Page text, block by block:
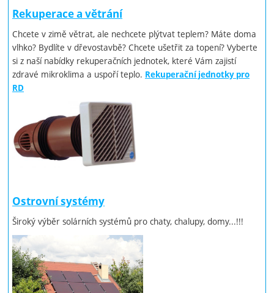
Rekuperace a větrání
Chcete v zimě větrat, ale nechcete plýtvat teplem? Máte doma
vlhko? Bydlíte v dřevostavbě? Chcete ušetřit za topení? Vyberte
si z naší nabídky rekuperačních jednotek, které Vám zajistí
zdravé mikroklima a uspoří teplo. Rekuperační jednotky pro
RD
Ostrovní systémy
Široký výběr solárních systémů pro chaty, chalupy, domy...!!!